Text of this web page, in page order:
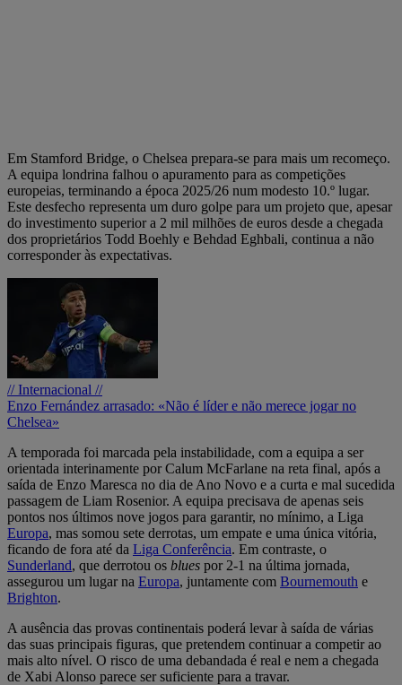
Em Stamford Bridge, o Chelsea prepara-se para mais um recomeço.
A equipa londrina falhou o apuramento para as competições
europeias, terminando a época 2025/26 num modesto 10.º lugar.
Este desfecho representa um duro golpe para um projeto que, apesar
do investimento superior a 2 mil milhões de euros desde a chegada
dos proprietários Todd Boehly e Behdad Eghbali, continua a não
corresponder às expectativas.
// Internacional //
Enzo Fernández arrasado: «Não é líder e não merece jogar no
Chelsea»
A temporada foi marcada pela instabilidade, com a equipa a ser
orientada interinamente por Calum McFarlane na reta final, após a
saída de Enzo Maresca no dia de Ano Novo e a curta e mal sucedida
passagem de Liam Rosenior. A equipa precisava de apenas seis
pontos nos últimos nove jogos para garantir, no mínimo, a Liga
Europa, mas somou sete derrotas, um empate e uma única vitória,
ficando de fora até da Liga Conferência. Em contraste, o
Sunderland, que derrotou os blues por 2-1 na última jornada,
assegurou um lugar na Europa, juntamente com Bournemouth e
Brighton.
A ausência das provas continentais poderá levar à saída de várias
das suas principais figuras, que pretendem continuar a competir ao
mais alto nível. O risco de uma debandada é real e nem a chegada
de Xabi Alonso parece ser suficiente para a travar.